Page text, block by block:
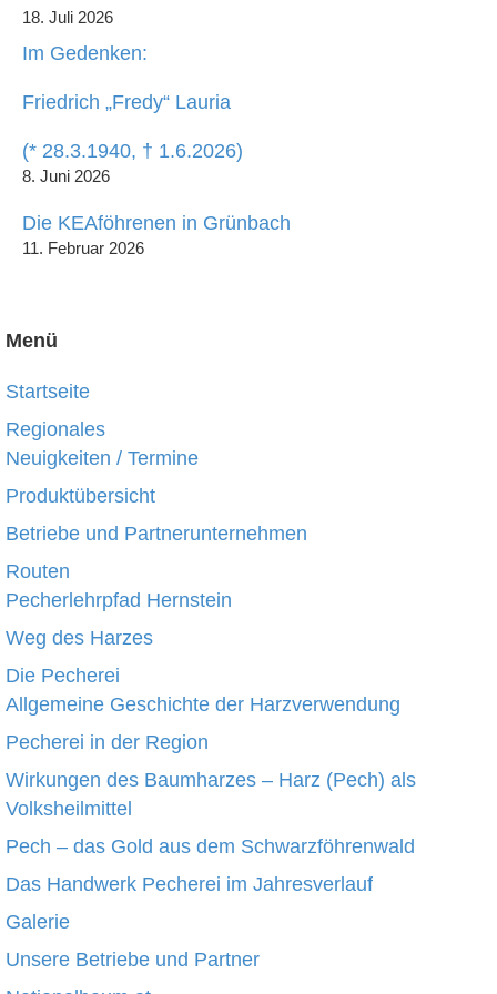
18. Juli 2026
Im Gedenken:
Friedrich „Fredy“ Lauria
(* 28.3.1940, † 1.6.2026)
8. Juni 2026
Die KEAföhrenen in Grünbach
11. Februar 2026
Menü
Startseite
Regionales
Neuigkeiten / Termine
Produktübersicht
Betriebe und Partnerunternehmen
Routen
Pecherlehrpfad Hernstein
Weg des Harzes
Die Pecherei
Allgemeine Geschichte der Harzverwendung
Pecherei in der Region
Wirkungen des Baumharzes – Harz (Pech) als
Volksheilmittel
Pech – das Gold aus dem Schwarzföhrenwald
Das Handwerk Pecherei im Jahresverlauf
Galerie
Unsere Betriebe und Partner